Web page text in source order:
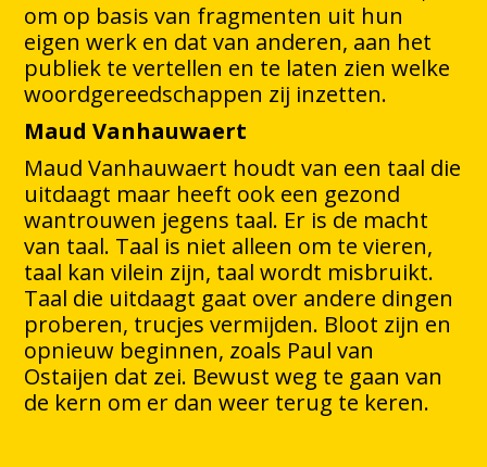
om op basis van fragmenten uit hun
eigen werk en dat van anderen, aan het
publiek te vertellen en te laten zien welke
woordgereedschappen zij inzetten.
Maud Vanhauwaert
Maud Vanhauwaert houdt van een taal die
uitdaagt maar heeft ook een gezond
wantrouwen jegens taal. Er is de macht
van taal. Taal is niet alleen om te vieren,
taal kan vilein zijn, taal wordt misbruikt.
Taal die uitdaagt gaat over andere dingen
proberen, trucjes vermijden. Bloot zijn en
opnieuw beginnen, zoals Paul van
Ostaijen dat zei. Bewust weg te gaan van
de kern om er dan weer terug te keren.